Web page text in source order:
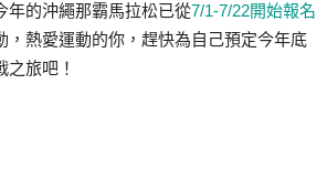
年的沖繩那霸馬拉松已從7/1-7/22開始報名
，熱愛運動的你，趕快為自己預定今年底
之旅吧！